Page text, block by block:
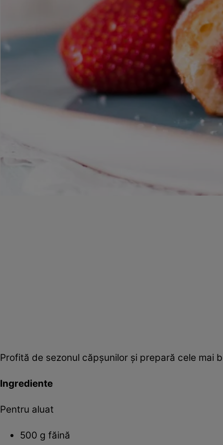
Profită de sezonul căpşunilor şi prepară cele mai
Ingrediente
Pentru aluat
500 g făină